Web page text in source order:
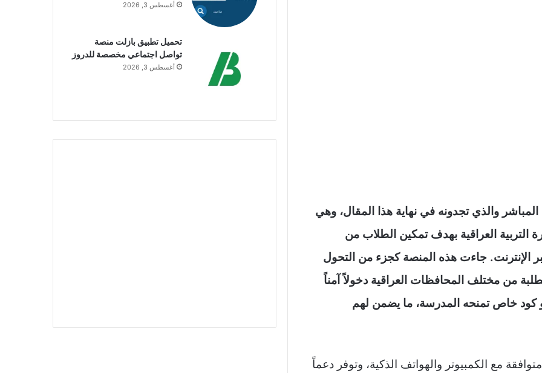
رابط منصة نجاح https student najah iq المباشر والذي تجدونه في نهاية هذا المقال، وهي
التربية العراقية بهدف تمكين الطلاب من
الإنترنت. جاءت هذه المنصة كجزء من التحول
من مختلف المحافظات العراقية دخولاً آمناً
أو كود خاص تمنحه المدرسة، ما يضمن لهم
مع الكمبيوتر والهواتف الذكية، وتوفر دعماً
أغسطس 3, 2026
تحميل تطبيق بازلت منصة
تواصل اجتماعي مخصصة للدروز
أغسطس 3, 2026